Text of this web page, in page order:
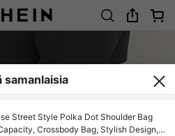
samanlaisia
Street Style Polka Dot Shoulder Bag
Crossbody Bag, Stylish Design,